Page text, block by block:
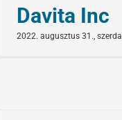
Davita Inc
2022. augusztus 31., szerda